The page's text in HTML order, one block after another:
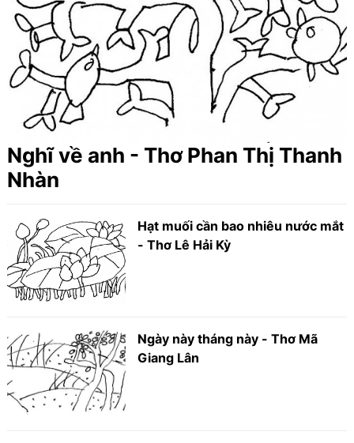
Nghĩ về anh - Thơ Phan Thị Thanh
Nhàn
Hạt muối cần bao nhiêu nước mắt
- Thơ Lê Hải Kỳ
Ngày này tháng này - Thơ Mã
Giang Lân